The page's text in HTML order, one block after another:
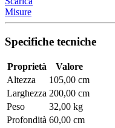
Misure
Specifiche tecniche
Proprietà
Valore
Altezza
105,00 cm
Larghezza 200,00 cm
Peso
32,00 kg
Profondità 60,00 cm